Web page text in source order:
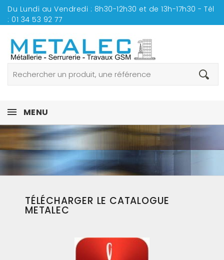
Du Lundi au Vendredi : 8h30-12h30 et de 13h-17h30 - Tél
: 01 34 53 92 77
MENU
TÉLÉCHARGER LE CATALOGUE
METALEC